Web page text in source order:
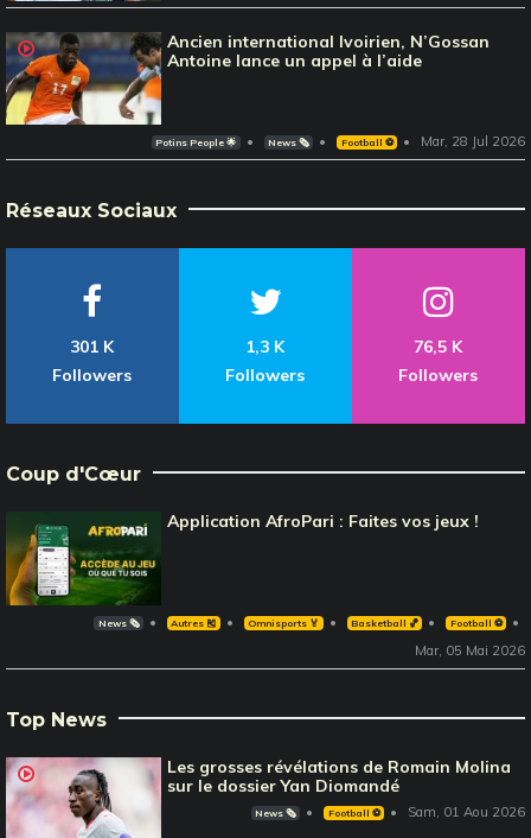
Ancien international Ivoirien, N’Gossan
Antoine lance un appel à l’aide
Potins People 🌟 News 🗞️ Football ⚽️ Mar, 28 Jul 2026
Réseaux Sociaux
301 K
Followers
1,3 K
Followers
76,5 K
Followers
Coup d'Cœur
Application AfroPari : Faites vos jeux !
News 🗞️ Autres 🎽 Omnisports 🏅 Basketball 🏀 Football ⚽️
Mar, 05 Mai 2026
Top News
Les grosses révélations de Romain Molina
sur le dossier Yan Diomandé
News 🗞️ Football ⚽️ Sam, 01 Aou 2026